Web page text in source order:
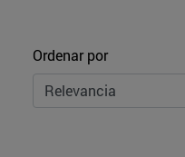
Ordenar
Ordenar por